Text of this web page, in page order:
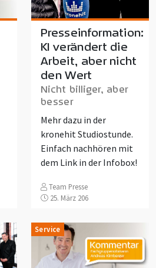
Presseinformation:
KI verändert die
Arbeit, aber nicht
den Wert
Nicht billiger, aber
besser
Mehr dazu in der
kronehit Studiostunde.
Einfach nachhören mit
dem Link in der Infobox!
Team Presse
25. März 206
Service